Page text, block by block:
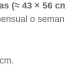
(≈ 43 × 56
o